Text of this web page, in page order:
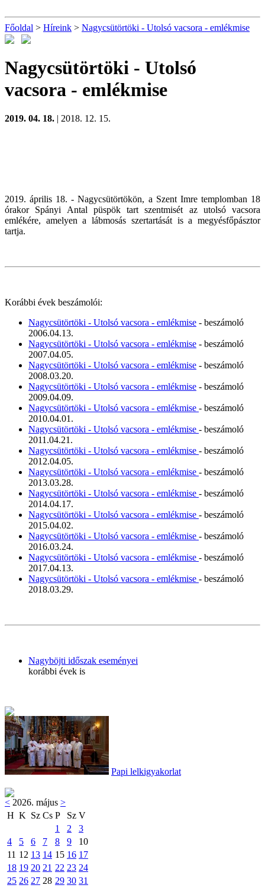
Főoldal > Híreink > Nagycsütörtöki - Utolsó vacsora - emlékmise
Nagycsütörtöki - Utolsó
vacsora - emlékmise
2019. 04. 18. | 2018. 12. 15.
2019. április 18. - Nagycsütörtökön, a Szent Imre templomban 18
órakor Spányi Antal püspök tart szentmisét az utolsó vacsora
emlékére, amelyen a lábmosás szertartását is a megyésfőpásztor
tartja.
Korábbi évek beszámolói:
Nagycsütörtöki - Utolsó vacsora - emlékmise - beszámoló
2006.04.13.
Nagycsütörtöki - Utolsó vacsora - emlékmise - beszámoló
2007.04.05.
Nagycsütörtöki - Utolsó vacsora - emlékmise - beszámoló
2008.03.20.
Nagycsütörtöki - Utolsó vacsora - emlékmise - beszámoló
2009.04.09.
Nagycsütörtöki - Utolsó vacsora - emlékmise - beszámoló
2010.04.01.
Nagycsütörtöki - Utolsó vacsora - emlékmise - beszámoló
2011.04.21.
Nagycsütörtöki - Utolsó vacsora - emlékmise - beszámoló
2012.04.05.
Nagycsütörtöki - Utolsó vacsora - emlékmise - beszámoló
2013.03.28.
Nagycsütörtöki - Utolsó vacsora - emlékmise - beszámoló
2014.04.17.
Nagycsütörtöki - Utolsó vacsora - emlékmise - beszámoló
2015.04.02.
Nagycsütörtöki - Utolsó vacsora - emlékmise - beszámoló
2016.03.24.
Nagycsütörtöki - Utolsó vacsora - emlékmise - beszámoló
2017.04.13.
Nagycsütörtöki - Utolsó vacsora - emlékmise - beszámoló
2018.03.29.
Nagyböjti időszak eseményei
korábbi évek is
Papi lelkigyakorlat
< 2026. május >
H K Sz Cs P Sz V
1
2
3
4
5 6 7 8 9
10
11 12 13 14 15 16 17
18 19 20 21 22 23 24
25 26 27 28 29 30 31